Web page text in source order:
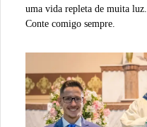
uma vida repleta de muita luz.
Conte comigo sempre.